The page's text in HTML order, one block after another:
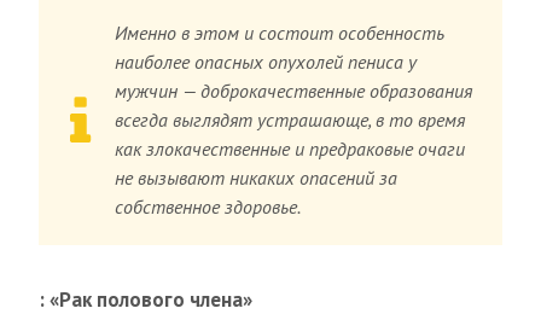
Именно в этом и состоит особенность
наиболее опасных опухолей пениса у
мужчин — доброкачественные образования
всегда выглядят устрашающе, в то время
как злокачественные и предраковые очаги
не вызывают никаких опасений за
собственное здоровье.
: «Рак полового члена»